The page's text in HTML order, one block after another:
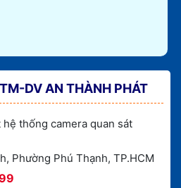
DV AN THÀNH PHÁT
thống camera quan sát
Phường Phú Thạnh, TP.HCM